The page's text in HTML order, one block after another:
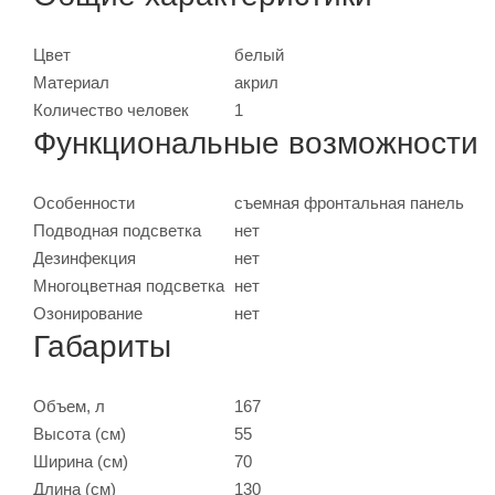
Цвет
белый
Материал
акрил
Количество человек
1
Функциональные возможности
Особенности
съемная фронтальная панель
Подводная подсветка
нет
Дезинфекция
нет
Многоцветная подсветка нет
Озонирование
нет
Габариты
Объем, л
167
Высота (см)
55
Ширина (см)
70
Длина (см)
130